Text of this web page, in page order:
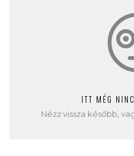
ITT MÉG
Nézz vissza később,